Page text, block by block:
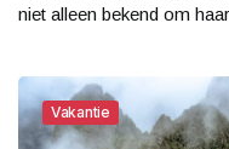
niet alleen bekend om
Vakantie